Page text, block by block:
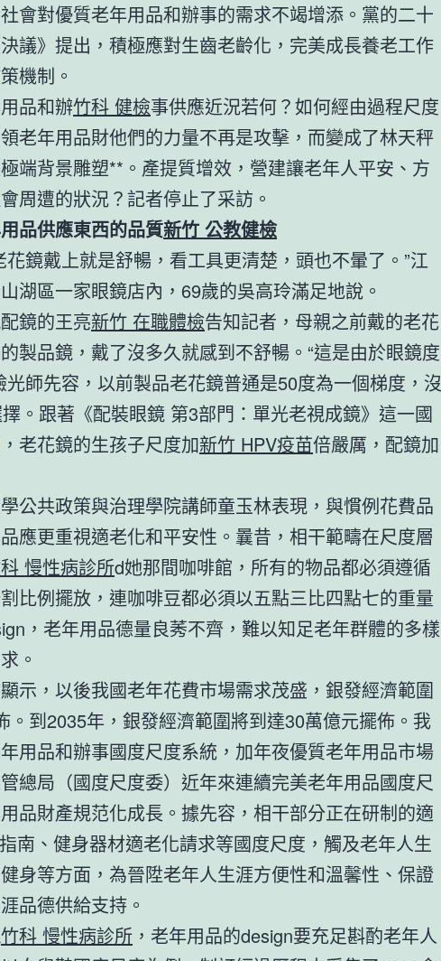
會對優質老年用品和辦事的需求不竭增添。黨的二十
議》提出，積極應對生齒老齡化，完美成長養老工作
機制。
品和辦竹科 健檢事供應近況若何？如何經由過程尺度
老年用品財他們的力量不再是攻擊，而變成了林天秤
端背景雕塑**。產提質增效，營建讓老年人平安、方
周遭的狀況？記者停止了采訪。
品供應東西的品質新竹 公教健檢
花鏡戴上就是舒暢，看工具更清楚，頭也不暈了。”江
湖區一家眼鏡店內，69歲的吳高玲滿足地說。
鏡的王亮新竹 在職體檢告知記者，母親之前戴的老花
製品鏡，戴了沒多久就感到不舒暢。“這是由於眼鏡度
光師先容，以前製品老花鏡普通是50度為一個梯度，沒
。跟著《配裝眼鏡 第3部門：單光老視成鏡》這一國
老花鏡的生孩子尺度加新竹 HPV疫苗倍嚴厲，配鏡加
公共政策與治理學院講師童玉林表現，與慣例花費品
應更重視適老化和平安性。曩昔，相干範疇在尺度層
慢性病診所d她那間咖啡館，所有的物品都必須遵循
比例擺放，連咖啡豆都必須以五點三比四點七的重量
，老年用品德量良莠不齊，難以知足老年群體的多樣
。
示，以後我國老年花費市場需求茂盛，銀發經濟範圍
。到2035年，銀發經濟範圍將到達30萬億元擺佈。我
用品和辦事國度尺度系統，加年夜優質老年用品市場
總局（國度尺度委）近年來連續完美老年用品國度尺
品財產規范化成長。據先容，相干部分正在研制的適
南、健身器材適老化請求等國度尺度，觸及老年人生
身等方面，為晉陞老年人生涯方便性和溫馨性、保證
品德供給支持。
竹科 慢性病診所 ，老年用品的design要充足斟酌老年人